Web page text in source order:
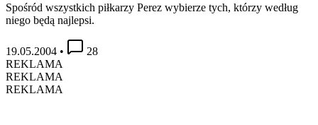
Spośród wszystkich piłkarzy Perez wybierze tych, którzy według
niego będą najlepsi.
19.05.2004 •
28
REKLAMA
REKLAMA
REKLAMA